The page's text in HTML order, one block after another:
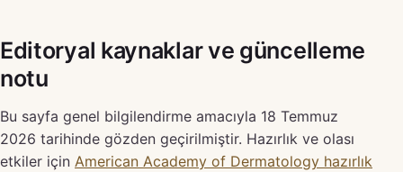
Editoryal kaynaklar ve güncelleme
notu
Bu sayfa genel bilgilendirme amacıyla 18 Temmuz
2026 tarihinde gözden geçirilmiştir. Hazırlık ve olası
etkiler için American Academy of Dermatology hazırlık